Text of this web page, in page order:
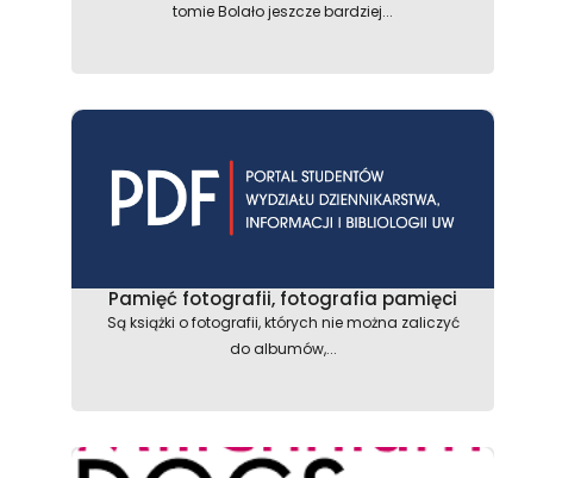
Następny
tomie Bolało jeszcze bardziej...
Pamięć fotografii, fotografia pamięci
Są książki o fotografii, których nie można zaliczyć
do albumów,...